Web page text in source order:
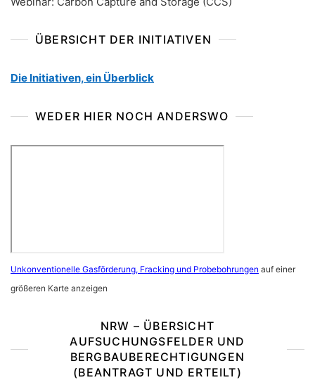
ÜBERSICHT DER INITIATIVEN
Die Initiativen, ein Überblick
WEDER HIER NOCH ANDERSWO
Unkonventionelle Gasförderung, Fracking und Probebohrungen auf einer
größeren Karte anzeigen
NRW – ÜBERSICHT
AUFSUCHUNGSFELDER UND
BERGBAUBERECHTIGUNGEN
(BEANTRAGT UND ERTEILT)